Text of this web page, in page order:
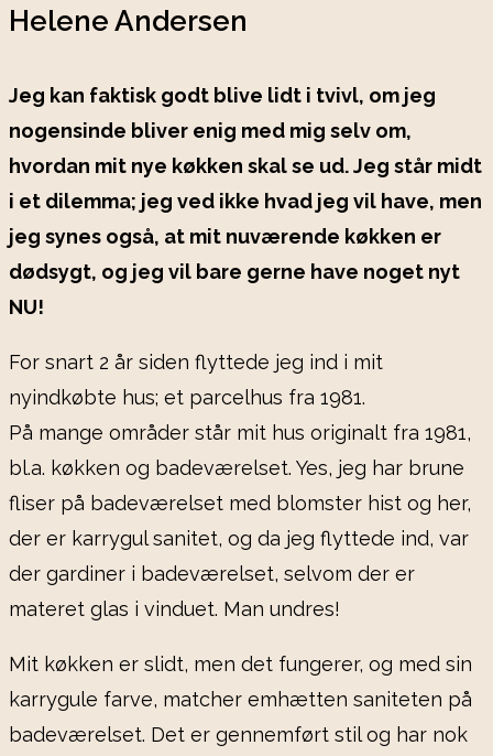
Helene Andersen
Jeg kan faktisk godt blive lidt i tvivl, om jeg
nogensinde bliver enig med mig selv om,
hvordan mit nye køkken skal se ud. Jeg står midt
i et dilemma; jeg ved ikke hvad jeg vil have, men
jeg synes også, at mit nuværende køkken er
dødsygt, og jeg vil bare gerne have noget nyt
NU!
For snart 2 år siden flyttede jeg ind i mit
nyindkøbte hus; et parcelhus fra 1981.
På mange områder står mit hus originalt fra 1981,
bl.a. køkken og badeværelset. Yes, jeg har brune
fliser på badeværelset med blomster hist og her,
der er karrygul sanitet, og da jeg flyttede ind, var
der gardiner i badeværelset, selvom der er
materet glas i vinduet. Man undres!
Mit køkken er slidt, men det fungerer, og med sin
karrygule farve, matcher emhætten saniteten på
badeværelset. Det er gennemført stil og har nok